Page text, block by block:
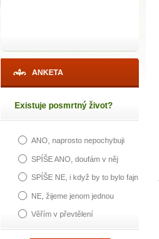
ANKETA
Existuje posmrtný život?
ANO, naprosto nepochybuji
SPÍŠE ANO, doufám v něj
SPÍŠE NE, i když by to bylo fajn
NE, žijeme jenom jednou
Věřím v převtělení